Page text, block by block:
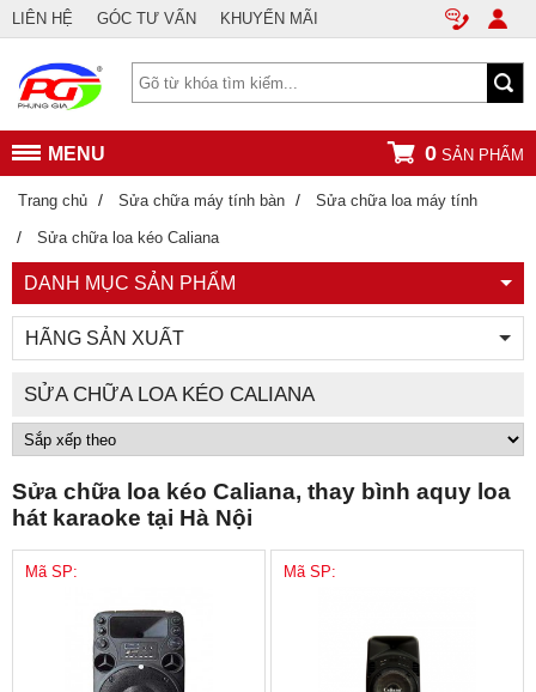
LIÊN HỆ GÓC TƯ VẤN KHUYẾN MÃI
MENU 0 SẢN PHẨM
Trang chủ / Sửa chữa máy tính bàn / Sửa chữa loa máy tính
/ Sửa chữa loa kéo Caliana
DANH MỤC SẢN PHẨM
HÃNG SẢN XUẤT
SỬA CHỮA LOA KÉO CALIANA
Sửa chữa loa kéo Caliana, thay bình aquy loa
hát karaoke tại Hà Nội
Mã SP: Mã SP: